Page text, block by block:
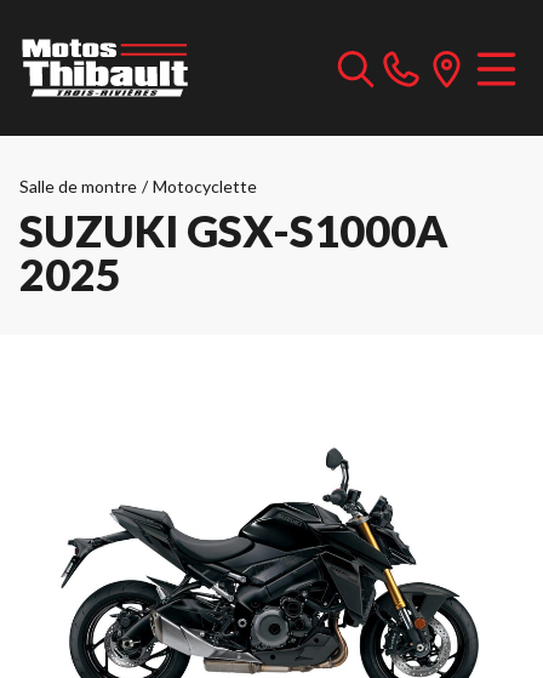
Salle de montre / Motocyclette
SUZUKI GSX-S1000A
2025